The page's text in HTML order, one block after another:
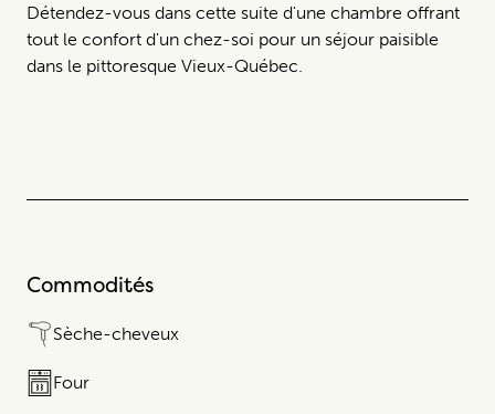
Détendez-vous dans cette suite d'une chambre offrant
tout le confort d'un chez-soi pour un séjour paisible
dans le pittoresque Vieux-Québec.
Commodités
Sèche-cheveux
Four